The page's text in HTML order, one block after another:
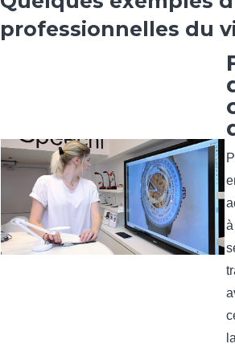
professionnelles du